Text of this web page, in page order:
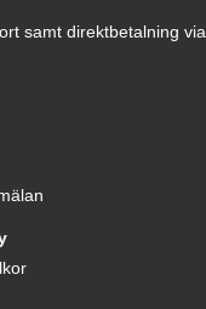
samt direktbetalning via